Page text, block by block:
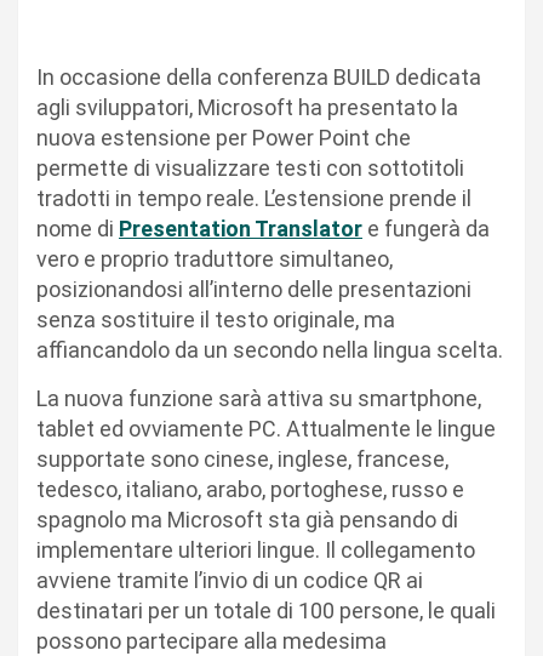
In occasione della conferenza BUILD dedicata
agli sviluppatori, Microsoft ha presentato la
nuova estensione per Power Point che
permette di visualizzare testi con sottotitoli
tradotti in tempo reale. L’estensione prende il
nome di Presentation Translator e fungerà da
vero e proprio traduttore simultaneo,
posizionandosi all’interno delle presentazioni
senza sostituire il testo originale, ma
affiancandolo da un secondo nella lingua scelta.
La nuova funzione sarà attiva su smartphone,
tablet ed ovviamente PC. Attualmente le lingue
supportate sono cinese, inglese, francese,
tedesco, italiano, arabo, portoghese, russo e
spagnolo ma Microsoft sta già pensando di
implementare ulteriori lingue. Il collegamento
avviene tramite l’invio di un codice QR ai
destinatari per un totale di 100 persone, le quali
possono partecipare alla medesima